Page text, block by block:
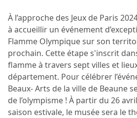
À l’approche des Jeux de Paris
à accueillir un événement
Flamme Olympique sur son
prochain. Cette étape s'inscrit
flamme à travers sept villes et
département. Pour célébrer
Beaux- Arts de la ville de Beaune
de l’olympisme ! À partir du 26
saison estivale, le musée sera le